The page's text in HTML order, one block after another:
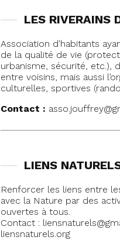
LES RIVERAINS
Association d'habitants
de la qualité de vie
urbanisme, sécurité, etc.),
entre voisins, mais aussi
culturelles, sportives
Contact :
LIENS
Renforcer les liens entre
avec la Nature par des
ouvertes à tous.
Contact :
liensnaturels.org